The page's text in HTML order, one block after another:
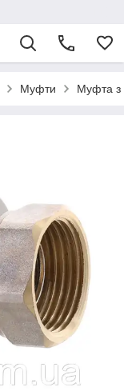
Муфти Муфта з